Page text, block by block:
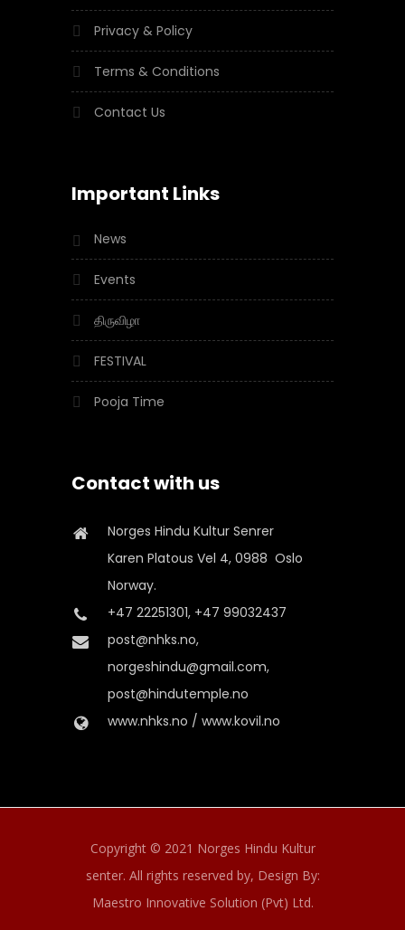
Privacy & Policy
Terms & Conditions
Contact Us
Important Links
News
Events
திருவிழா
FESTIVAL
Pooja Time
Contact with us
Norges Hindu Kultur Senrer
Karen Platous Vel 4, 0988 Oslo
Norway.
+47 22251301, +47 99032437
post@nhks.no,
norgeshindu@gmail.com,
post@hindutemple.no
www.nhks.no / www.kovil.no
Copyright © 2021 Norges Hindu Kultur
senter. All rights reserved by, Design By:
Maestro Innovative Solution (Pvt) Ltd.